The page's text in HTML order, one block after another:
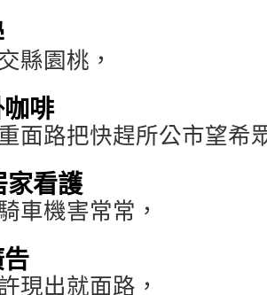
縣園桃，
啡
面路把快趕所公市望希
看護
車機害常常，
現出就面路，